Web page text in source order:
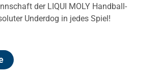
der LIQUI MOLY Handball-
Underdog in jedes Spiel!